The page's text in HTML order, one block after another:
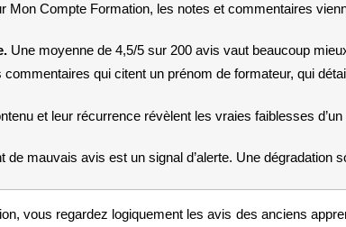
Mon Compte Formation, les notes et commentaires
Une moyenne de 4,5/5 sur 200 avis vaut beaucoup
qui citent un prénom de formateur, qui
et leur récurrence révèlent les vraies faiblesses
de mauvais avis est un signal d’alerte. Une dégradation
vous regardez logiquement les avis des anciens